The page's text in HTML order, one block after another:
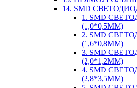
14. SMD
1. SMD
(1,0*0,5ММ)
2. SMD
(1,6*0,8ММ)
3. SMD
(2,0*1,2ММ)
4. SMD
(2,8*3,5ММ)